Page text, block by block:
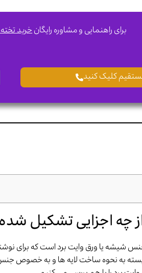
برای راهنمایی و مشاوره رایگانخرید
کلیک کنید
چه اجزایی تشکیل
شیشه یا ورق وایت برد است که برای
بسته به نحوه ساخت لایه ها و به خصوص